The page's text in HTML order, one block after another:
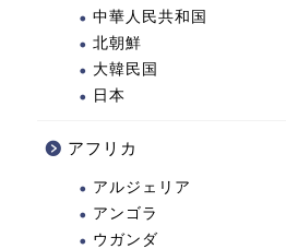
中華人民共和国
北朝鮮
大韓民国
日本
アフリカ
アルジェリア
アンゴラ
ウガンダ